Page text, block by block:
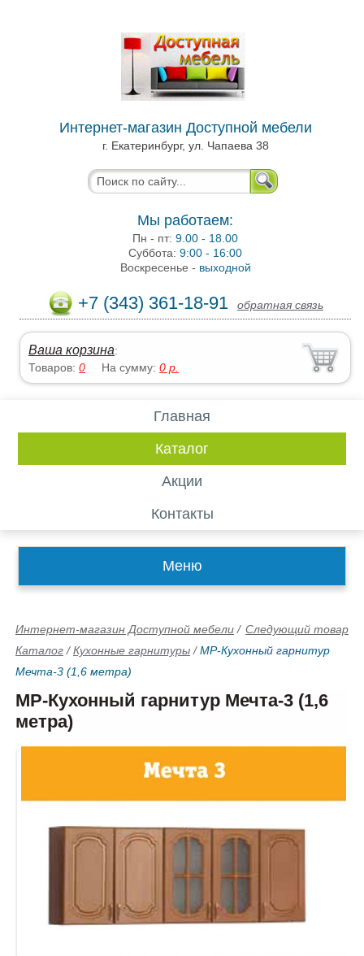
Интернет-магазин Доступной мебели
г. Екатеринбург, ул. Чапаева 38
Мы работаем:
Пн - пт:9.00 - 18.00
Суббота:9:00 - 16:00
Воскресенье - выходной
+7 (343) 361-18-91 обратная связь
Ваша корзина:
Товаров:0 На сумму:0 р.
Главная
Каталог
Акции
Контакты
Меню
Следующий товар
Интернет-магазин Доступной мебели /
Каталог /Кухонные гарнитуры /МР-Кухонный гарнитур
Мечта-3 (1,6 метра)
МР-Кухонный гарнитур Мечта-3 (1,6
метра)